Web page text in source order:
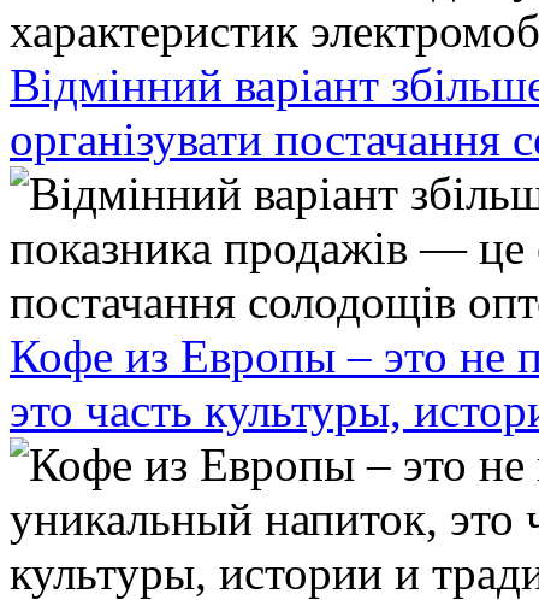
Відмінний варіант
організувати постачання
Кофе из Европы – это не
это часть культуры,